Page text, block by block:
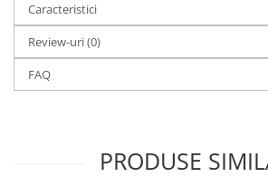
Caracteristici
Review-uri(0)
FAQ
PRODUSE